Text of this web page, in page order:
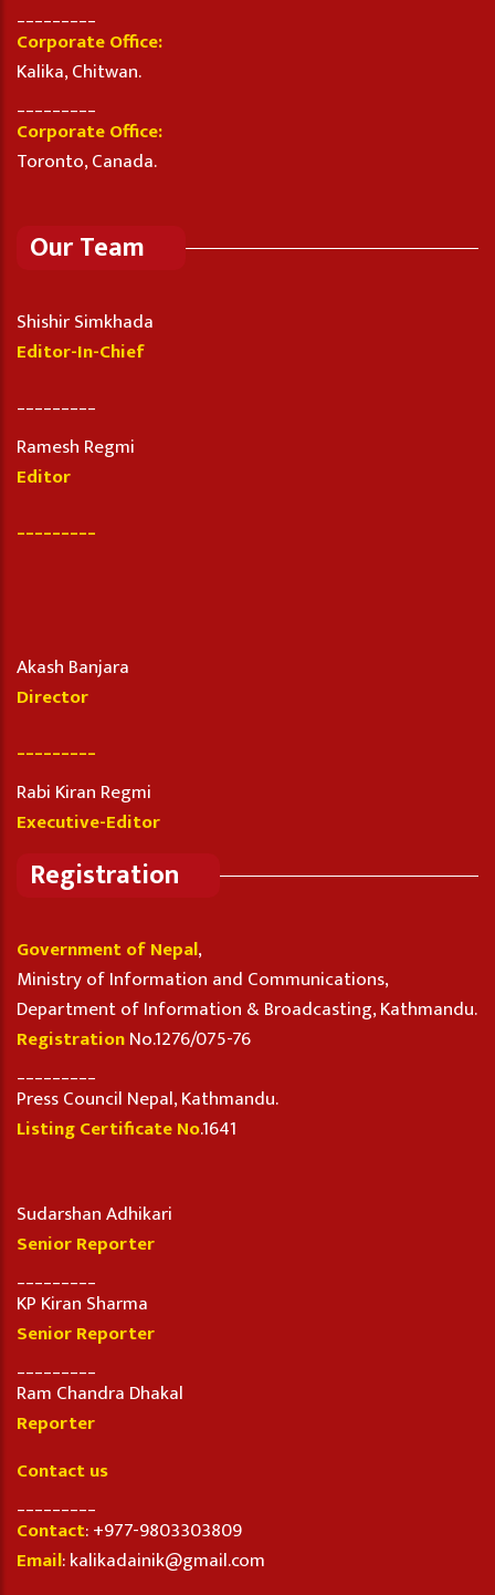
Corporate Office:
Kalika, Chitwan.
Corporate Office:
Toronto, Canada.
Our Team
Shishir Simkhada
Editor-In-Chief
Ramesh Regmi
Editor
_________
Akash Banjara
Director
_________
Rabi Kiran Regmi
Executive-Editor
Registration
Government of Nepal,
Ministry of Information and Communications,
Department of Information & Broadcasting, Kathmandu.
RegistrationNo.1276/075-76
Press Council Nepal, Kathmandu.
Listing Certificate No.1641
Sudarshan Adhikari
Senior Reporter
KP Kiran Sharma
Senior Reporter
Ram Chandra Dhakal
Reporter
Contact us
Contact: +977-9803303809
Email: kalikadainik@gmail.com